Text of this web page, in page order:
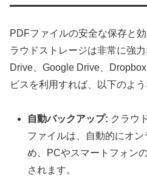
PDFファイルの安全な保存と
ラウドストレージは非常に強
Drive、Google Drive、
ビスを利用すれば、以下のよ
自動バックアップ: クラウ
ファイルは、自動的にオ
め、PCやスマートフォン
されます。